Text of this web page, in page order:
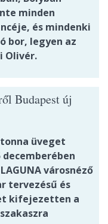
minden
és mindenki
bor, legyen az
Olivér.
Budapest új
üveget
városnéző
tervezésű és
kifejezetten a